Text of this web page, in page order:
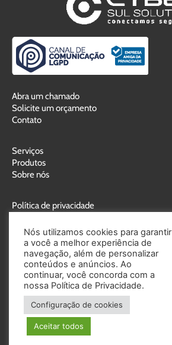
Abra um chamado
Solicite um orçamento
Contato
Serviços
Produtos
Sobre nós
Política de privacidade
Entre em contato:
(41) 3356-0800
Nós utilizamos cookies para garantir
a você a melhor experiência de
navegação, além de personalizar
conteúdos e anúncios. Ao
continuar, você concorda com a
nossa Política de Privacidade.
Configuração de cookies
Aceitar todos